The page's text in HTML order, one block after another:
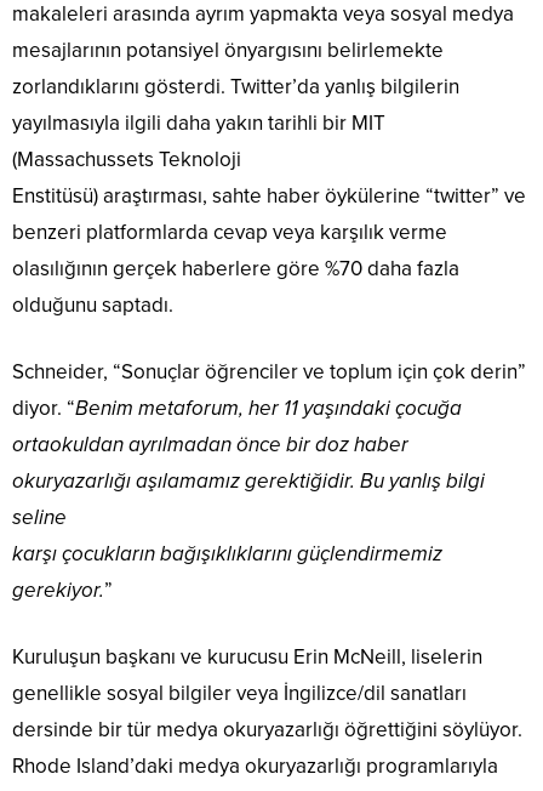
makaleleri arasında ayrım yapmakta veya sosyal medya
mesajlarının potansiyel önyargısını belirlemekte
zorlandıklarını gösterdi. Twitter’da yanlış bilgilerin
yayılmasıyla ilgili daha yakın tarihli bir MIT
(Massachussets Teknoloji
Enstitüsü) araştırması, sahte haber öykülerine “twitter” ve
benzeri platformlarda cevap veya karşılık verme
olasılığının gerçek haberlere göre %70 daha fazla
olduğunu saptadı.
Schneider, “Sonuçlar öğrenciler ve toplum için çok derin”
diyor. “Benim metaforum, her 11 yaşındaki çocuğa
ortaokuldan ayrılmadan önce bir doz haber
okuryazarlığı aşılamamız gerektiğidir. Bu yanlış bilgi
seline
karşı çocukların bağışıklıklarını güçlendirmemiz
gerekiyor.”
Kuruluşun başkanı ve kurucusu Erin McNeill, liselerin
genellikle sosyal bilgiler veya İngilizce/dil sanatları
dersinde bir tür medya okuryazarlığı öğrettiğini söylüyor.
Rhode Island’daki medya okuryazarlığı programlarıyla